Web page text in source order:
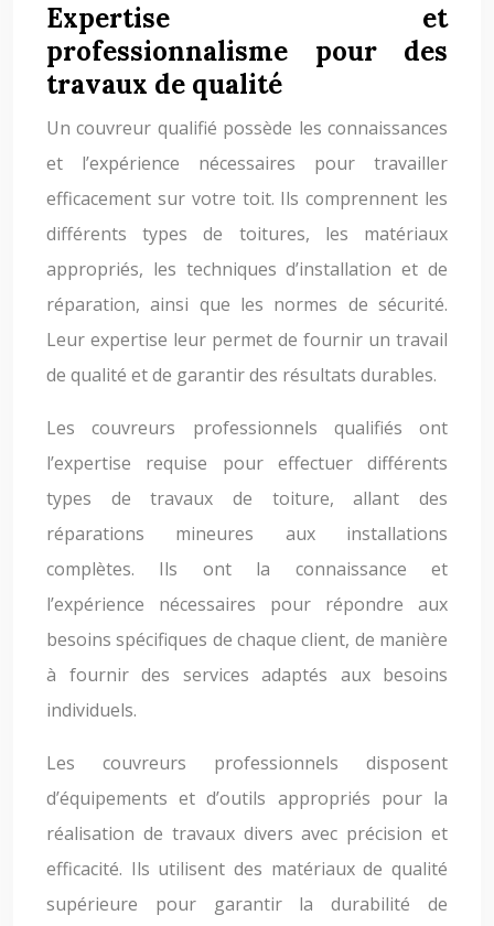
Expertise et
professionnalisme pour des
travaux de qualité
Un couvreur qualifié possède les connaissances
et l’expérience nécessaires pour travailler
efficacement sur votre toit. Ils comprennent les
différents types de toitures, les matériaux
appropriés, les techniques d’installation et de
réparation, ainsi que les normes de sécurité.
Leur expertise leur permet de fournir un travail
de qualité et de garantir des résultats durables.
Les couvreurs professionnels qualifiés ont
l’expertise requise pour effectuer différents
types de travaux de toiture, allant des
réparations mineures aux installations
complètes. Ils ont la connaissance et
l’expérience nécessaires pour répondre aux
besoins spécifiques de chaque client, de manière
à fournir des services adaptés aux besoins
individuels.
Les couvreurs professionnels disposent
d’équipements et d’outils appropriés pour la
réalisation de travaux divers avec précision et
efficacité. Ils utilisent des matériaux de qualité
supérieure pour garantir la durabilité de